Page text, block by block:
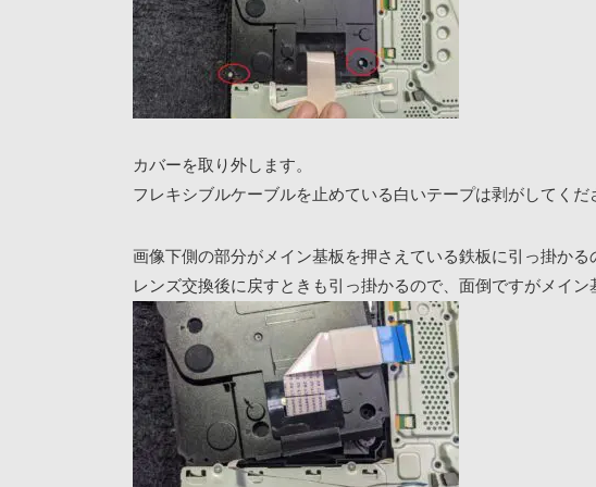
カバーを取り外します。
フレキシブルケーブルを止めている白いテープは剥がしてくだ
画像下側の部分がメイン基板を押さえている鉄板に引っ掛かる
レンズ交換後に戻すときも引っ掛かるので、面倒ですがメイ